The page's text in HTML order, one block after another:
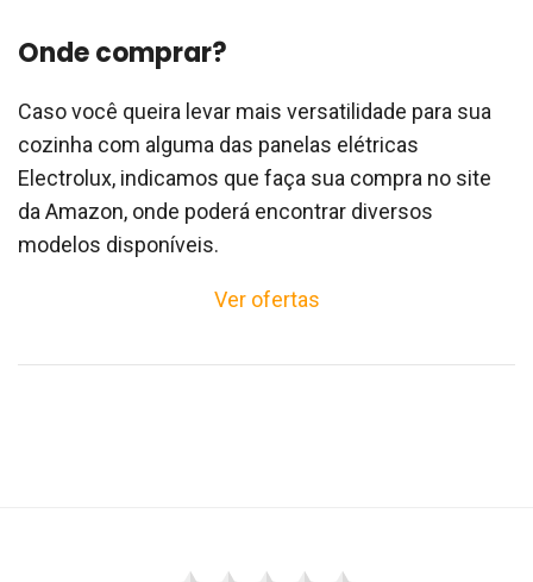
Onde comprar?
Caso você queira levar mais versatilidade para sua
cozinha com alguma das panelas elétricas
Electrolux, indicamos que faça sua compra no site
da Amazon, onde poderá encontrar diversos
modelos disponíveis.
Ver ofertas